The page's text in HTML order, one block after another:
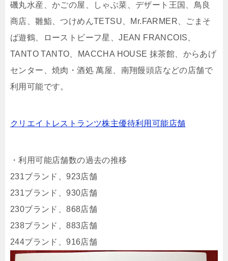
磯丸水産、かごの屋、しゃぶ菜、デザート王国、鳥良
商店、雛鮨、つけめんTETSU、Mr.FARMER、ごまそ
ば遊鶴、ローストビーフ星、JEAN FRANCOIS、
TANTO TANTO、MACCHA HOUSE 抹茶館、からあげ
センター、焼肉・酒処 萬屋、南翔饅頭店などの店舗で
利用可能です。
クリエイトレストランツ株主優待利用可能店舗
・利用可能店舗数の過去の推移
231ブランド、923店舗
231ブランド、930店舗
230ブランド、868店舗
238ブランド、883店舗
244ブランド、916店舗